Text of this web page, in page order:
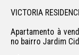
VICTORIA
Apartamento à
no bairro Jardim